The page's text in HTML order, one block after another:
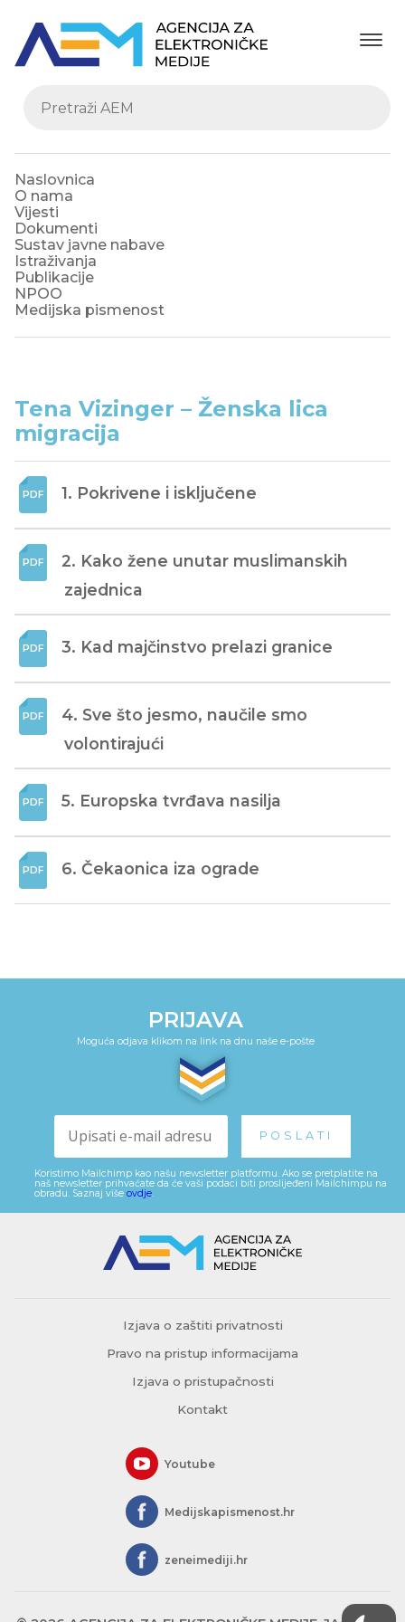
Naslovnica
O nama
Vijesti
Dokumenti
Sustav javne nabave
Istraživanja
Publikacije
NPOO
Medijska pismenost
Tena Vizinger – Ženska lica
migracija
1. Pokrivene i isključene
2. Kako žene unutar muslimanskih
zajednica
3. Kad majčinstvo prelazi granice
4. Sve što jesmo, naučile smo
volontirajući
5. Europska tvrđava nasilja
6. Čekaonica iza ograde
PRIJAVA
Moguća odjava klikom na link na dnu naše e-pošte
Koristimo Mailchimp kao našu newsletter platformu. Ako se pretplatite na
naš newsletter prihvaćate da će vaši podaci biti proslijeđeni Mailchimpu na
obradu. Saznaj više ovdje
Izjava o zaštiti privatnosti
Pravo na pristup informacijama
Izjava o pristupačnosti
Kontakt
Youtube
Medijskapismenost.hr
zeneimediji.hr